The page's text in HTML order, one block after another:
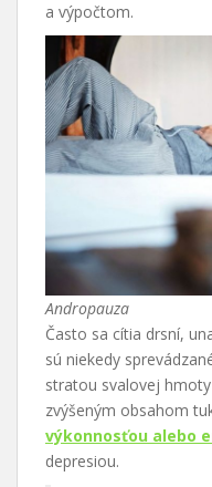
a výpočtom.
Andropauza
Často sa cítia drsní,
sú niekedy
stratou svalovej
zvýšeným obsahom
výkonnosťou alebo
depresiou.